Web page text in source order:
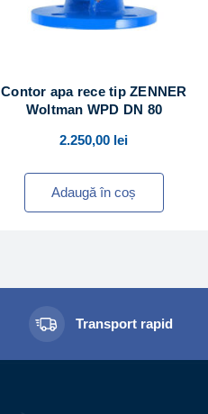
Contor apa rece tip ZENNER
Woltman WPD DN 80
2.250,00 lei
Adaugă în coș
Transport rapid